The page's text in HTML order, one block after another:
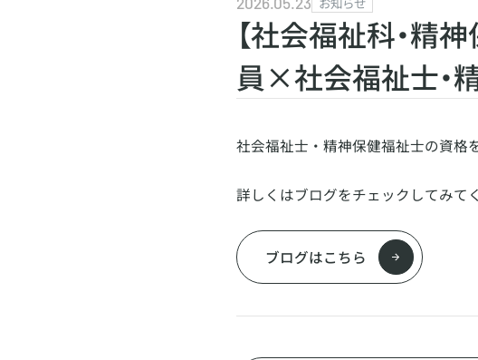
【社会福祉科・精
員×社会福祉士・
社会福祉士・精神保健福祉士の資格
詳しくはブログをチェックしてみて
ブログはこちら